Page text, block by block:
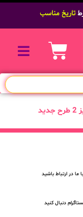
تاریخ مناسب
ما در ارتباط باشید
دنبال کنید